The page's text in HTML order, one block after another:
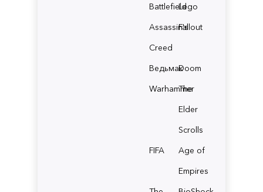
BattlefieldLego
Assassin's
Creed
Fallout
ВедьмакDoom
Warhammer
The
Elder
Scrolls
FIFA
Age of
Empires